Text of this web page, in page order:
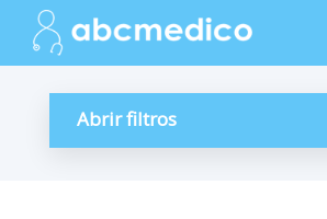
Abrir filtros